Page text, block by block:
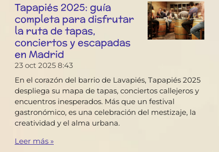
Tapapiés 2025: guía
completa para disfrutar
la ruta de tapas,
conciertos y escapadas
en Madrid
23 oct 2025 8:43
En el corazón del barrio de Lavapiés, Tapapiés 2025
despliega su mapa de tapas, conciertos callejeros y
encuentros inesperados. Más que un festival
gastronómico, es una celebración del mestizaje, la
creatividad y el alma urbana.
Leer más »